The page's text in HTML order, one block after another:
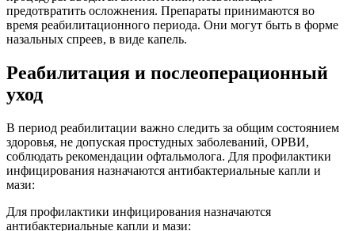
предотвратить осложнения. Препараты принимаются во
время реабилитационного периода. Они могут быть в форме
назальных спреев, в виде капель.
Реабилитация и послеоперационный
уход
В период реабилитации важно следить за общим состоянием
здоровья, не допуская простудных заболеваний, ОРВИ,
соблюдать рекомендации офтальмолога. Для профилактики
инфицирования назначаются антибактериальные капли и
мази:
Для профилактики инфицирования назначаются
антибактериальные капли и мази: